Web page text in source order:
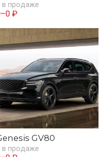
в продаже
₽
GV80
в продаже